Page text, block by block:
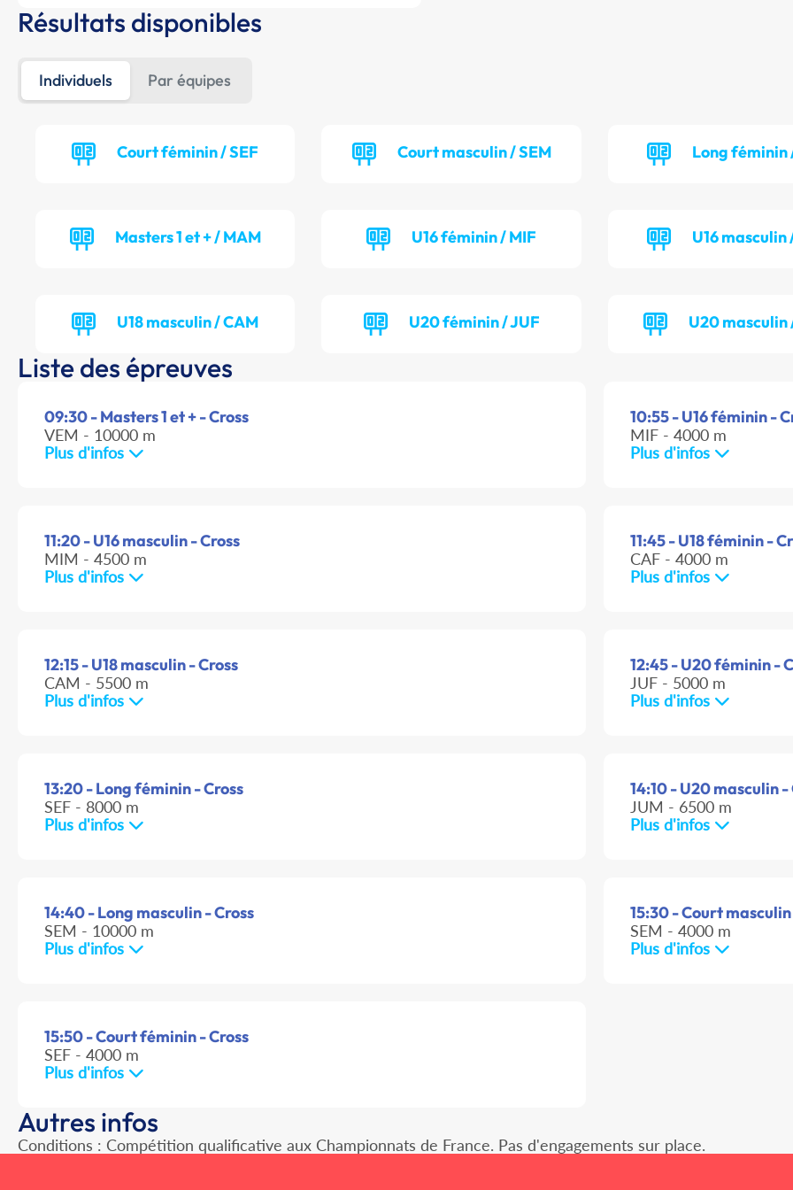
Résultats disponibles
Individuels Par équipes
Court féminin / SEF Court masculin / SEM Long féminin
Masters 1 et + / MAM U16 féminin / MIF U16 masculin
U18 masculin / CAM U20 féminin / JUF U20 masculin
Liste des épreuves
09:30 - Masters 1 et + - Cross
VEM - 10000 m
Plus d'infos
10:55 - U16 féminin -
MIF - 4000 m
Plus d'infos
11:20 - U16 masculin - Cross
MIM - 4500 m
Plus d'infos
11:45 - U18 féminin -
CAF - 4000 m
Plus d'infos
12:15 - U18 masculin - Cross
CAM - 5500 m
Plus d'infos
12:45 - U20 féminin -
JUF - 5000 m
Plus d'infos
13:20 - Long féminin - Cross
SEF - 8000 m
Plus d'infos
14:10 - U20 masculin -
JUM - 6500 m
Plus d'infos
14:40 - Long masculin - Cross
SEM - 10000 m
Plus d'infos
15:30 - Court masculin
SEM - 4000 m
Plus d'infos
15:50 - Court féminin - Cross
SEF - 4000 m
Plus d'infos
Autres infos
Conditions : Compétition qualificative aux Championnats de France. Pas d'engagements sur place.